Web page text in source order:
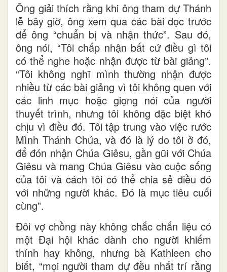
Ông giải thích rằng khi ông tham dự Thánh
lễ bây giờ, ông xem qua các bài đọc trước
để ông “chuẩn bị và nhận thức”. Sau đó,
ông nói, “Tôi chấp nhận bất cứ điều gì tôi
có thể nghe hoặc nhận được từ bài giảng”.
“Tôi không nghĩ mình thường nhận được
nhiều từ các bài giảng vì tôi không quen với
các linh mục hoặc giọng nói của người
thuyết trình, nhưng tôi không đặc biệt khó
chịu vì điều đó. Tôi tập trung vào việc rước
Mình Thánh Chúa, và đó là lý do tôi ở đó,
để đón nhận Chúa Giêsu, gần gũi với Chúa
Giêsu và mang Chúa Giêsu vào cuộc sống
của tôi và cách tôi có thể chia sẻ điều đó
với những người khác. Đó là mục tiêu cuối
cùng”.
Đôi vợ chồng này không chắc chắn liệu có
một Đại hội khác dành cho người khiếm
thính hay không, nhưng bà Kathleen cho
biết, “mọi người tham dự đều nhất trí rằng